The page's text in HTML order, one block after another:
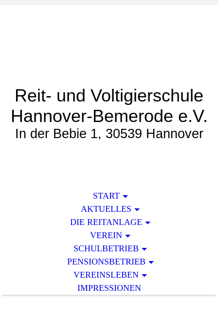
Reit- und Voltigierschule
Hannover-Bemerode e.V.
In der Bebie 1, 30539 Hannover
START
AKTUELLES
DIE REITANLAGE
VEREIN
SCHULBETRIEB
PENSIONSBETRIEB
VEREINSLEBEN
IMPRESSIONEN